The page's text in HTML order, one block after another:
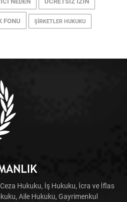
FONU ŞIRKETLER HUKUKU
Hukuku, İş Hukuku, İcra ve İflas
Aile Hukuku, Gayrimenkul